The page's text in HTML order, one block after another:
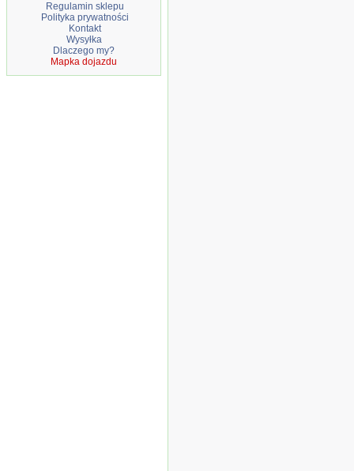
Regulamin sklepu
Polityka prywatności
Kontakt
Wysyłka
Dlaczego my?
Mapka dojazdu